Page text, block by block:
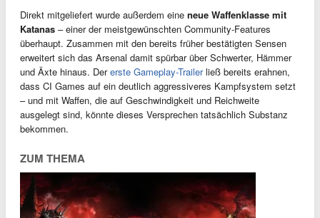
Direkt mitgeliefert wurde außerdem eine neue Waffenklasse mit
Katanas – einer der meistgewünschten Community-Features
überhaupt. Zusammen mit den bereits früher bestätigten Sensen
erweitert sich das Arsenal damit spürbar über Schwerter, Hämmer
und Äxte hinaus. Dererste Gameplay-Trailerließ bereits erahnen,
dass CI Games auf ein deutlich aggressiveres Kampfsystem setzt
– und mit Waffen, die auf Geschwindigkeit und Reichweite
ausgelegt sind, könnte dieses Versprechen tatsächlich Substanz
bekommen.
ZUM THEMA